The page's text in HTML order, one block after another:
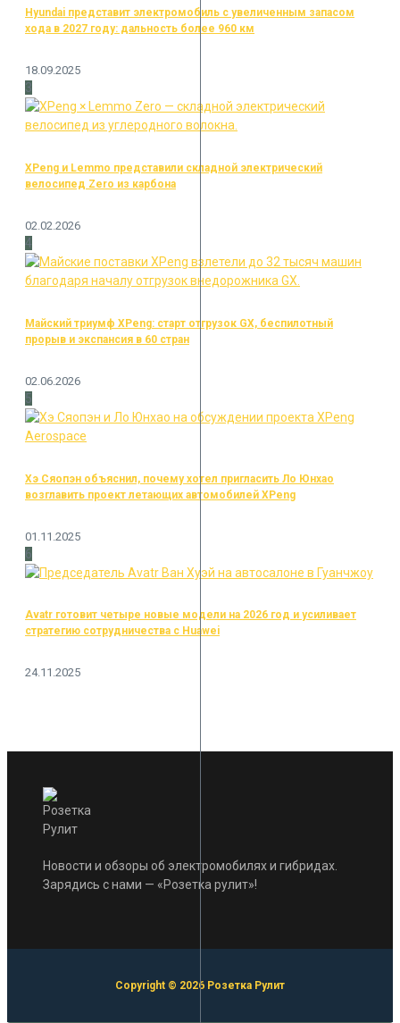
Hyundai представит электромобиль с увеличенным запасом
хода в 2027 году: дальность более 960 км
18.09.2025
3
XPeng и Lemmo представили складной электрический
велосипед Zero из карбона
02.02.2026
4
Майский триумф XPeng: старт отгрузок GX, беспилотный
прорыв и экспансия в 60 стран
02.06.2026
5
Хэ Сяопэн объяснил, почему хотел пригласить Ло Юнхао
возглавить проект летающих автомобилей XPeng
01.11.2025
6
Avatr готовит четыре новые модели на 2026 год и усиливает
стратегию сотрудничества с Huawei
24.11.2025
Новости и обзоры об электромобилях и гибридах.
Зарядись с нами — «Розетка рулит»!
Copyright © 2026 Розетка Рулит